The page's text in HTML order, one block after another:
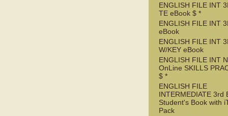
ENGLISH FILE INT
TE eBook $ *
ENGLISH FILE INT
eBook
ENGLISH FILE INT
W/KEY eBook
ENGLISH FILE INT
OnLine SKILLS
$ *
ENGLISH FILE
INTERMEDIATE 3rd
Student's Book with
Pack